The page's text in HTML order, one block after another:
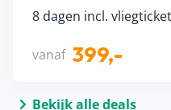
8 dagen incl.
vanaf 399,-
Bekijk alle deals